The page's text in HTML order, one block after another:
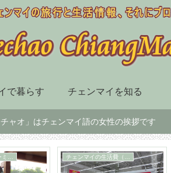
で暮らす チェンマイを知る
チャオ」はチェンマイ語の女性の挨拶です
チェンマイ市内の移動手段 スーパー、デパート、ショッピングセンター